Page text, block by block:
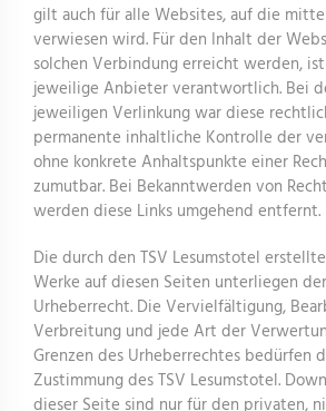
gilt auch für alle Websites, auf die
verwiesen wird. Für den Inhalt der
solchen Verbindung erreicht werden,
jeweilige Anbieter verantwortlich. Bei
jeweiligen Verlinkung war diese
permanente inhaltliche Kontrolle der
ohne konkrete Anhaltspunkte einer
zumutbar. Bei Bekanntwerden von
werden diese Links umgehend entfernt.
Die durch den TSV Lesumstotel
Werke auf diesen Seiten unterliegen
Urheberrecht. Die Vervielfältigung,
Verbreitung und jede Art der
Grenzen des Urheberrechtes bedürfen
Zustimmung des TSV Lesumstotel.
dieser Seite sind nur für den privaten,